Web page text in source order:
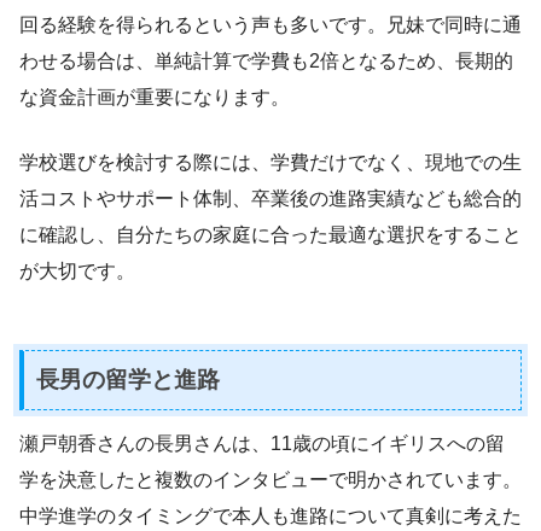
回る経験を得られるという声も多いです。兄妹で同時に通
わせる場合は、単純計算で学費も2倍となるため、長期的
な資金計画が重要になります。
学校選びを検討する際には、学費だけでなく、現地での生
活コストやサポート体制、卒業後の進路実績なども総合的
に確認し、自分たちの家庭に合った最適な選択をすること
が大切です。
長男の留学と進路
瀬戸朝香さんの長男さんは、11歳の頃にイギリスへの留
学を決意したと複数のインタビューで明かされています。
中学進学のタイミングで本人も進路について真剣に考えた